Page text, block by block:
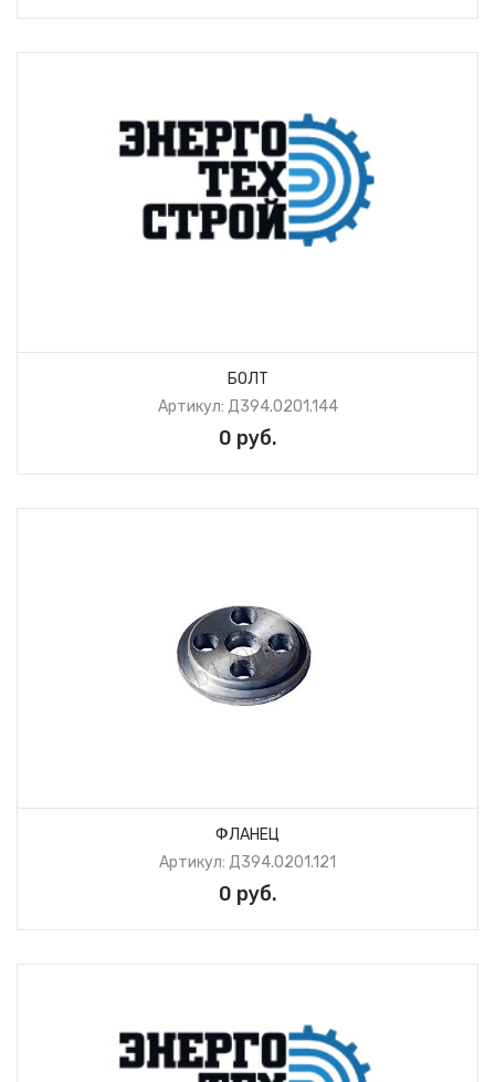
БОЛТ
Артикул: Д394.0201.144
0 руб.
ФЛАНЕЦ
Артикул: Д394.0201.121
0 руб.